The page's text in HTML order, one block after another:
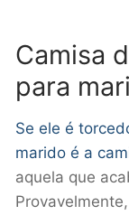
Camisa
para
Se ele é
marido é a
aquela que